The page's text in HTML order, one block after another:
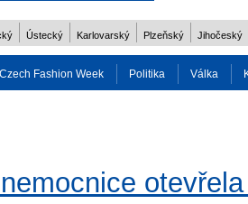
Ústecký Karlovarský Plzeňský Jihočeský
Czech Fashion Week Politika Válka